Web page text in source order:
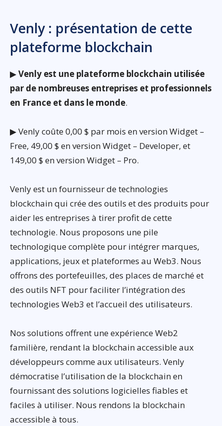
Venly : présentation de cette
plateforme blockchain
▶Venly est une plateforme blockchain utilisée
par de nombreuses entreprises et professionnels
en France et dans le monde.
▶ Venly coûte 0,00 $ par mois en version Widget –
Free, 49,00 $ en version Widget – Developer, et
149,00 $ en version Widget – Pro.
Venly est un fournisseur de technologies
blockchain qui crée des outils et des produits pour
aider les entreprises à tirer profit de cette
technologie. Nous proposons une pile
technologique complète pour intégrer marques,
applications, jeux et plateformes au Web3. Nous
offrons des portefeuilles, des places de marché et
des outils NFT pour faciliter l’intégration des
technologies Web3 et l’accueil des utilisateurs.
Nos solutions offrent une expérience Web2
familière, rendant la blockchain accessible aux
développeurs comme aux utilisateurs. Venly
démocratise l’utilisation de la blockchain en
fournissant des solutions logicielles fiables et
faciles à utiliser. Nous rendons la blockchain
accessible à tous.